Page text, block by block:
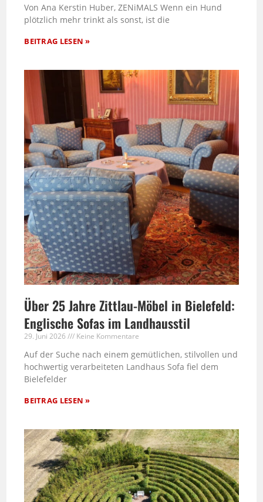
Von Ana Kerstin Huber, ZENiMALS Wenn ein Hund
plötzlich mehr trinkt als sonst, ist die
BEITRAG LESEN »
Über 25 Jahre Zittlau-Möbel in Bielefeld:
Englische Sofas im Landhausstil
29. Juni 2026 Keine Kommentare
Auf der Suche nach einem gemütlichen, stilvollen und
hochwertig verarbeiteten Landhaus Sofa fiel dem
Bielefelder
BEITRAG LESEN »